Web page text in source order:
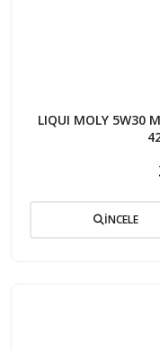
LIQUI MOLY 5W30
İNCELE